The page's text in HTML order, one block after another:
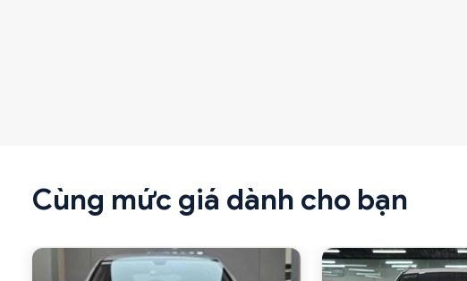
Cùng mức giá dành cho bạn